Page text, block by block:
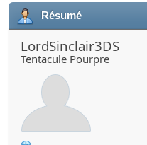
Résumé
LordSinclair3DS
Tentacule Pourpre